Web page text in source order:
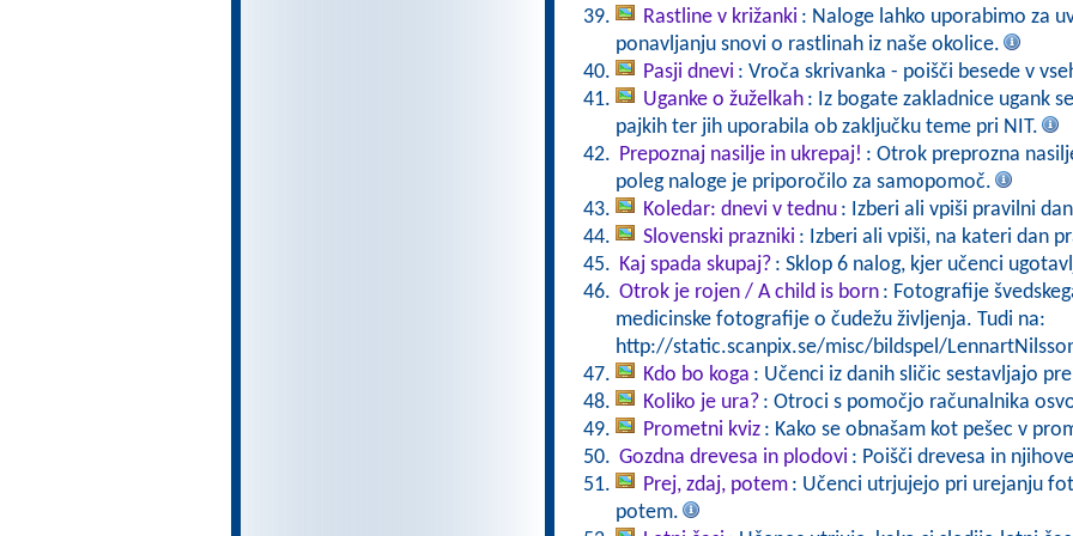
Rastline v križanki : Naloge lahko uporabimo za
ponavljanju snovi o rastlinah iz naše okolice.
Pasji dnevi : Vroča skrivanka - poišči besede v
Uganke o žuželkah : Iz bogate zakladnice ugank
pajkih ter jih uporabila ob zaključku teme pri NIT.
Prepoznaj nasilje in ukrepaj! : Otrok preprozna
poleg naloge je priporočilo za samopomoč.
Koledar: dnevi v tednu : Izberi ali vpiši pravilni
Slovenski prazniki : Izberi ali vpiši, na kateri dan
Kaj spada skupaj? : Sklop 6 nalog, kjer učenci
Otrok je rojen / A child is born : Fotografije
medicinske fotografije o čudežu življenja. Tudi na:
http://static.scanpix.se/misc/bildspel/
Kdo bo koga : Učenci iz danih sličic sestavljajo
Koliko je ura? : Otroci s pomočjo računalnika
Prometni kviz : Kako se obnašam kot pešec v
Gozdna drevesa in plodovi : Poišči drevesa in
Prej, zdaj, potem : Učenci utrjujejo pri urejanju
potem.